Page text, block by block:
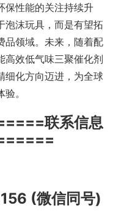
保性能的关注持续升
泡沫玩具，而是有望拓
品领域。未来，随着配
高效低气味三聚催化剂
细化方向迈进，为全球
。
联系信息
(微信同号)